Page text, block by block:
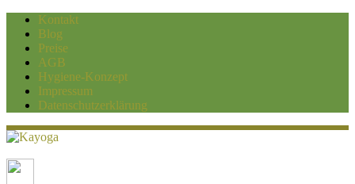
Kontakt
Blog
Preise
AGB
Hygiene-Konzept
Impressum
Datenschutzerklärung
Kayoga
Yoga und Personaltraining Duisburg